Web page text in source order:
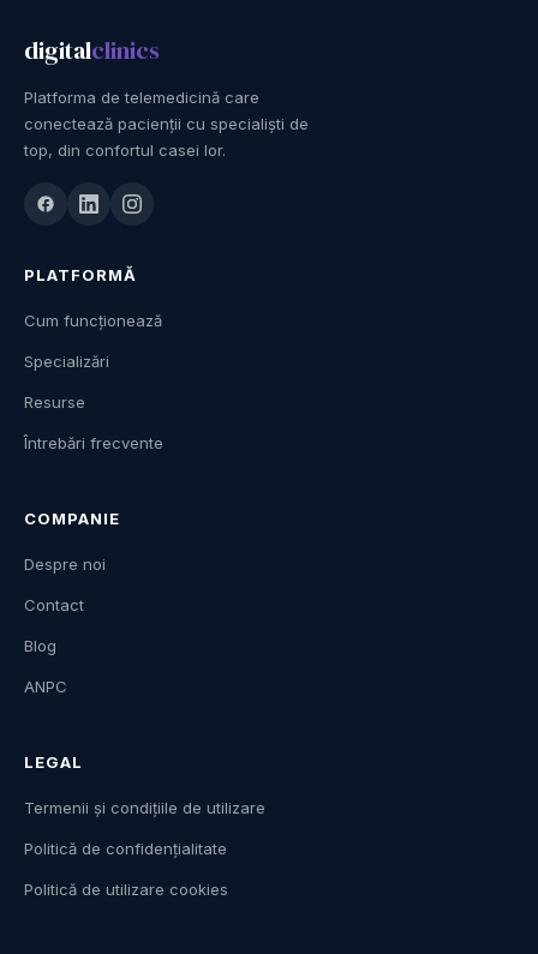
digitalclinics
Platforma de telemedicină care
conectează pacienții cu specialiști de
top, din confortul casei lor.
PLATFORMĂ
Cum funcționează
Specializări
Resurse
Întrebări frecvente
COMPANIE
Despre noi
Contact
Blog
ANPC
LEGAL
Termenii și condițiile de utilizare
Politică de confidențialitate
Politică de utilizare cookies